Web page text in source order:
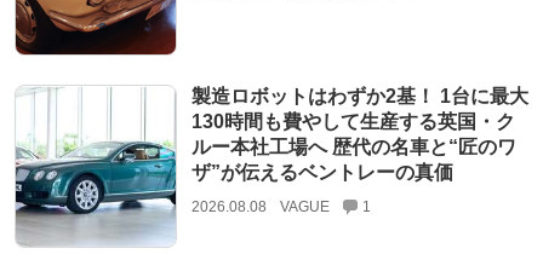
製造ロボットはわずか2基！ 1台に最大
130時間も費やして生産する英国・ク
ルー本社工場へ 歴代の名車と“匠のワ
ザ”が伝えるベントレーの真価
2026.08.08 VAGUE 1